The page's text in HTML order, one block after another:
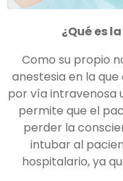
¿Qué es
Como su propio
anestesia en la
por vía intravenosa
permite que el
perder la
intubar al
hospitalario, ya